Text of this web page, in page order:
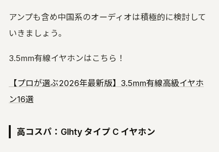
アンプも含め中国系のオーディオは積極的に検討して
いきましょう。
3.5mm有線イヤホンはこちら！
【プロが選ぶ2026年最新版】3.5mm有線高級イヤホ
ン16選
高コスパ：Glhty タイプ C イヤホン